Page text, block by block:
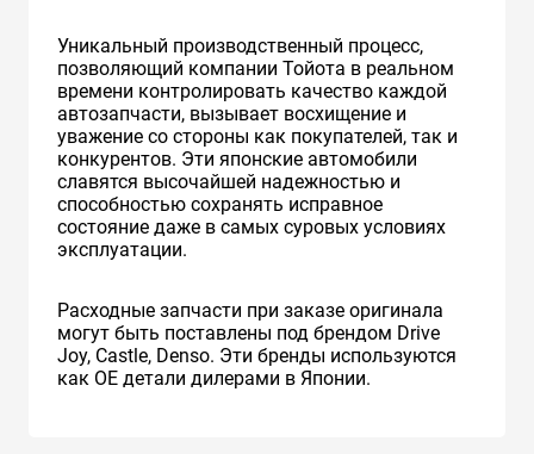
Уникальный производственный процесс,
позволяющий компании Тойота в реальном
времени контролировать качество каждой
автозапчасти, вызывает восхищение и
уважение со стороны как покупателей, так и
конкурентов. Эти японские автомобили
славятся высочайшей надежностью и
способностью сохранять исправное
состояние даже в самых суровых условиях
эксплуатации.
Расходные запчасти при заказе оригинала
могут быть поставлены под брендом Drive
Joy, Castle, Denso. Эти бренды используются
как ОЕ детали дилерами в Японии.